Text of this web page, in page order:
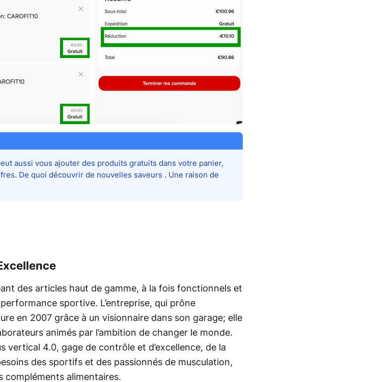
aussi vous ajouter des produits gratuits dans votre panier,
De quoi découvrir de nouvelles saveurs . Une raison de
des articles haut de gamme, à la fois fonctionnels et
sportive. L’entreprise, qui prône
en 2007 grâce à un visionnaire dans son garage; elle
animés par l’ambition de changer le monde.
vertical 4.0, gage de contrôle et d’excellence, de la
des sportifs et des passionnés de musculation,
compléments alimentaires.